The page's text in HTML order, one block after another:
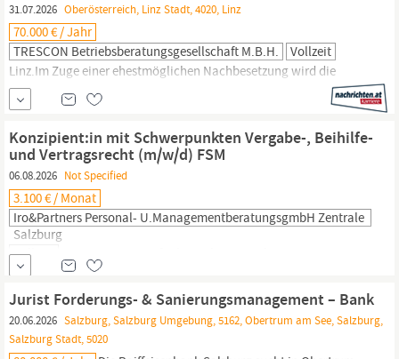
31.07.2026 Oberösterreich, Linz Stadt, 4020, Linz
70.000 € / Jahr
TRESCON Betriebsberatungsgesellschaft M.b.H.
Vollzeit
Linz.Im Zuge einer ehestmöglichen Nachbesetzung wird die
Leitung des Bereichs Betriebswirtschaft neu besetzt. Die Position
bietet die Möglichkeit, die betriebswirtschaftliche und
juristische
gemeinsam mit der Geschäftsführung maßgeblich mitzugestalten
und einen wesentlichen Beitrag zur Erreichung...
Konzipient:in mit Schwerpunkten Vergabe-, Beihilfe-
und Vertragsrecht (m/w/d) FSM
06.08.2026 Not Specified
3.100 € / Monat
Iro&Partners Personal- U.ManagementberatungsgmbH Zentrale
Salzburg
Vollzeit
spannenden Mandaten, insbesondere im Vergaberecht,
Beihilferecht, Vertragsrecht, Energierecht und
Informationsfreiheitsrecht Vollumfängliche Einbindung in die
Aktbearbeitung: Direkter Mandantenkontakt und eigenständige
Fallbearbeitung unter Anleitung erfahrener Rechtsanwält:innen
Jurist Forderungs- & Sanierungsmanagement – Bank
20.06.2026 Salzburg, Salzburg Umgebung, 5162, Obertrum am See, Salzburg,
Salzburg Stadt, 5020